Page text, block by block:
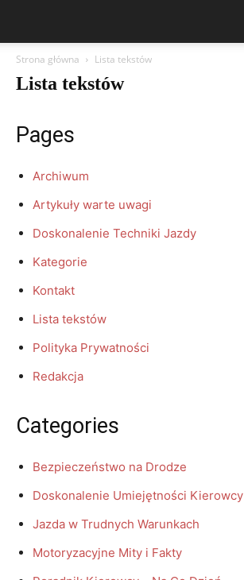
Strona główna Lista tekstów
Lista tekstów
Pages
Archiwum
Artykuły warte uwagi
Doskonalenie Techniki Jazdy
Kategorie
Kontakt
Lista tekstów
Polityka Prywatności
Redakcja
Categories
Bezpieczeństwo na Drodze
Doskonalenie Umiejętności Kierowcy
Jazda w Trudnych Warunkach
Motoryzacyjne Mity i Fakty